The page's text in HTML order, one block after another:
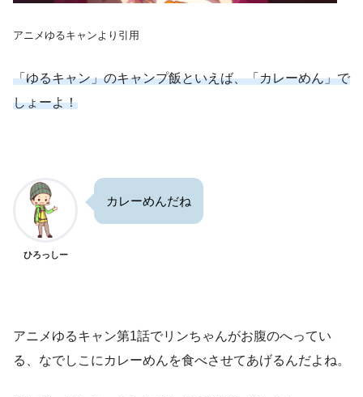
アニメゆるキャンより引用
「ゆるキャン」のキャンプ飯といえば、「カレーめん」で
しょーよ！
ひろっしー
カレーめんだね
アニメゆるキャン第1話でリンちゃんがお腹のへってい
る、なでしこにカレーめんを食べさせてあげるんだよね。